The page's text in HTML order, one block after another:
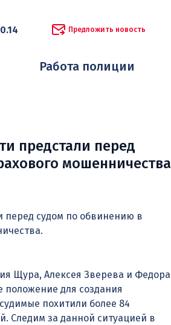
Предложить новость
Работа полиции
предстали перед
мошенничества
перед судом по обвинению в
Щура, Алексея Зверева и Федора
положение для создания
похитили более 84
Следим за данной ситуацией в